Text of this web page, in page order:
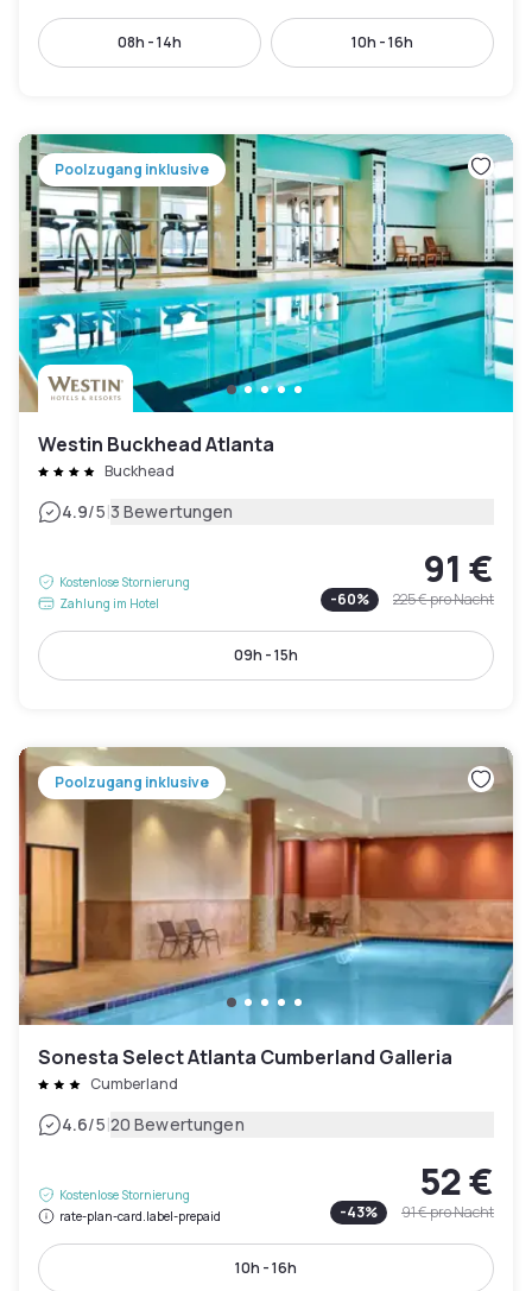
08h - 14h 10h - 16h
Poolzugang inklusive
Westin Buckhead Atlanta
Buckhead
4.9/5|3 Bewertungen
Kostenlose Stornierung
Zahlung im Hotel
91 €
-60% 225 €pro Nacht
09h - 15h
Poolzugang inklusive
Sonesta Select Atlanta Cumberland Galleria
Cumberland
4.6/5|20 Bewertungen
Kostenlose Stornierung
rate-plan-card.label-prepaid
52 €
-43% 91 €pro Nacht
10h - 16h